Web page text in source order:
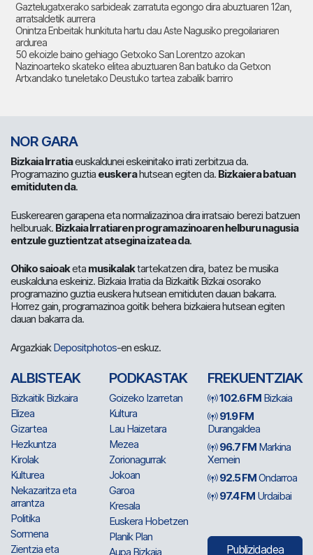
Gaztelugatxerako sarbideak zarratuta egongo dira abuztuaren 12an,
arratsaldetik aurrera
Onintza Enbeitak hunkituta hartu dau Aste Nagusiko pregoilariaren
ardurea
50 ekoizle baino gehiago Getxoko San Lorentzo azokan
Nazinoarteko skateko elitea abuztuaren 8an batuko da Getxon
Artxandako tuneletako Deustuko tartea zabalik barriro
NOR GARA
Bizkaia Irratiaeuskaldunei eskeinitako irrati zerbitzua da.
Programazino guztia euskerahutsean egiten da. Bizkaiera batuan
emitiduten da.
Euskerearen garapena eta normalizazinoa dira irratsaio berezi batzuen
helburuak. Bizkaia Irratiaren programazinoaren helburu nagusia
entzule guztientzat atsegina izatea da.
Ohiko saioaketa musikalaktartekatzen dira, batez be musika
euskalduna eskeiniz. Bizkaia Irratia da Bizkaitik Bizkai osorako
programazino guztia euskera hutsean emitiduten dauan bakarra.
Horrez gain, programazinoa goitik behera bizkaiera hutsean egiten
dauan bakarra da.
ArgazkiakDepositphotos-en eskuz.
ALBISTEAK
Bizkaitik Bizkaira
Elizea
Gizartea
Hezkuntza
Kirolak
Kulturea
Nekazaritza eta
arrantza
Politika
Sormena
Zientzia eta
PODKASTAK
Goizeko Izarretan
Kultura
Lau Haizetara
Mezea
Zorionagurrak
Jokoan
Garoa
Kresala
Euskera Hobetzen
Planik Plan
Aupa Bizkaia
FREKUENTZIAK
102.6 FM Bizkaia
91.9 FM
Durangaldea
96.7 FM Markina
Xemein
92.5 FMOndarroa
97.4 FM Urdaibai
Publizidadea